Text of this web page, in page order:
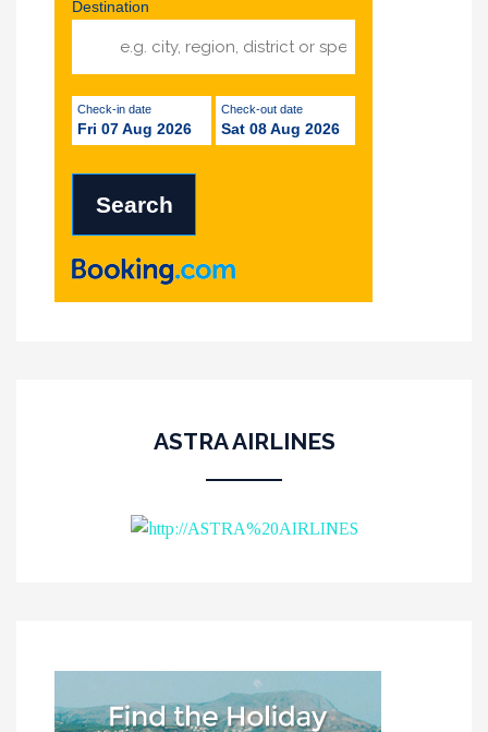
Destination
Check-in date
Fri 07 Aug 2026
Check-out date
Sat 08 Aug 2026
ASTRA AIRLINES